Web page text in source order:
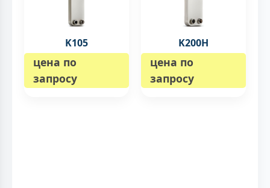
K105
цена по
запросу
K200H
цена по
запросу